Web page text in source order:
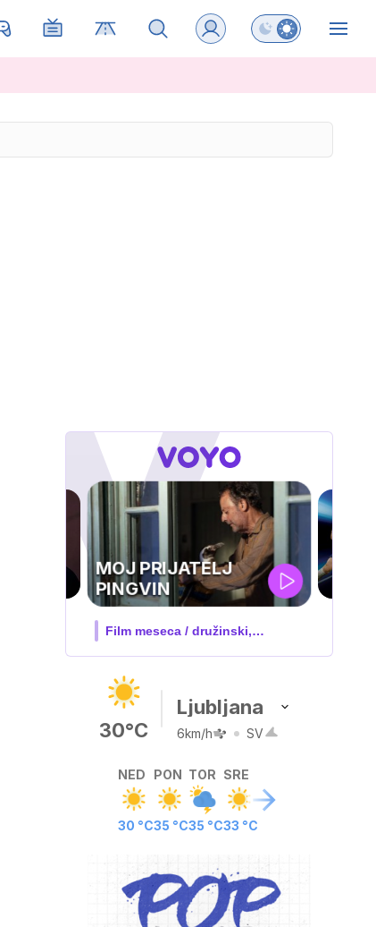
Preklopi barvni
UEFA
SUPERPOKAL
V živo na VOYO: sreda ob 20.30
30°C
Ljubljana
6km/h SV
NED
30 °C
PON
35 °C
TOR
35 °C
SRE
33 °C